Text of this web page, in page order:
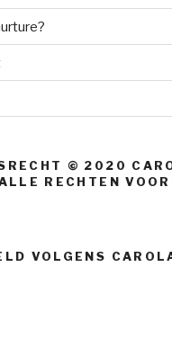
© 2020
RECHTEN
VOLGENS